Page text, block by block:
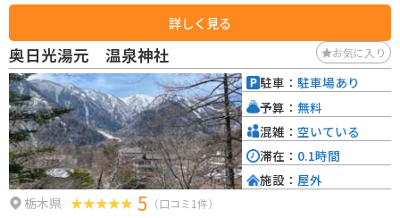
詳しく見る
奥日光湯元 温泉神社 お気に入り
栃木県 5 （口コミ1件）
駐車： 駐車場あり
予算： 無料
混雑： 空いている
滞在： 0.1時間
施設： 屋外